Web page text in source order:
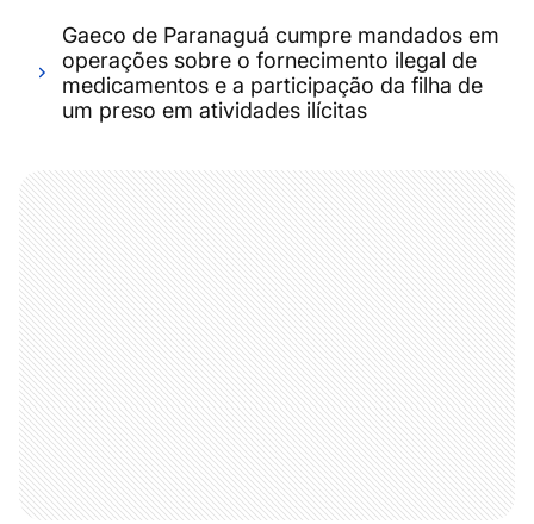
Gaeco de Paranaguá cumpre mandados em
operações sobre o fornecimento ilegal de
medicamentos e a participação da filha de
um preso em atividades ilícitas